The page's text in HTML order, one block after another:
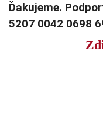
Ďakujeme.
5207 0042 0698